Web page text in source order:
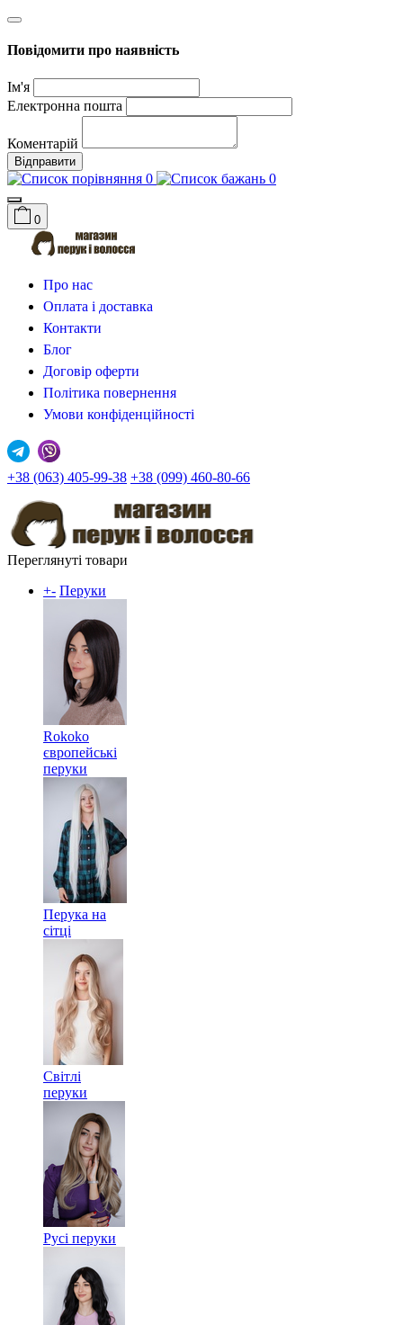
Повідомити про наявність
Ім'я
Електронна пошта
Коментарій
Відправити
0 0
0
Про нас
Оплата і доставка
Контакти
Блог
Договір оферти
Політика повернення
Умови конфіденційності
+38 (063) 405-99-38 +38 (099) 460-80-66
Переглянуті товари
+- Перуки
Rokoko
європейські
перуки
Перука на
сітці
Світлі
перуки
Русі перуки